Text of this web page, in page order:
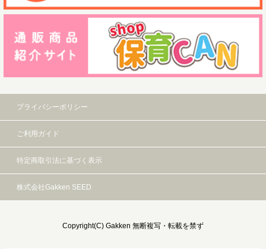
プライバシーポリシー
ご利用ガイド
特定商取引法に基づく表示
株式会社Gakken SEED
Copyright(C) Gakken 無断複写・転載を禁ず